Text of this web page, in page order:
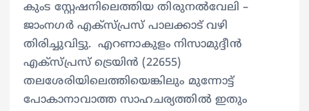
കുംട സ്റ്റേഷനിലെത്തിയ തിരുനൽവേലി –
ജാംനഗര്‍ എക്സ്പ്രസ് പാലക്കാട് വഴി
തിരിച്ചുവിട്ടു. എറണാകുളം നിസാമുദ്ദീൻ
എക്സ്പ്രസ് ട്രെയിൻ (22655)
തലശേരിയിലെത്തിയെങ്കിലും മുന്നോട്ട്
പോകാനാവാത്ത സാഹചര്യത്തിൽ ഇതും